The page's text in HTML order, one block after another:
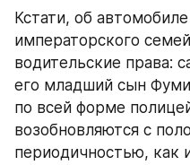
Кстати, об
императорского
водительские права:
его младший сын
по всей форме
возобновляются с
периодичностью, как